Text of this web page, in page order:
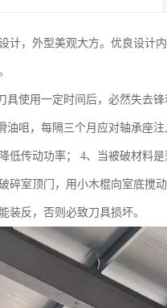
计，外型美观大方。优良设计
具使用一定时间后，必然失去
油咀，每隔三个月应对轴承座
低传动功率； 4、当被破材料
碎室顶门，用小木棍向室底搅
装反，否则必致刀具损坏。